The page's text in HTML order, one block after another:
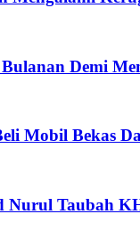
Demi
Mobil Bekas
Taubah